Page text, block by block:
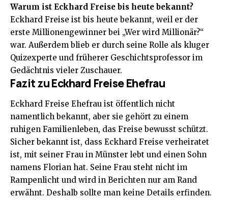
Warum ist Eckhard Freise bis heute bekannt?
Eckhard Freise ist bis heute bekannt, weil er der
erste Millionengewinner bei „Wer wird Millionär?“
war. Außerdem blieb er durch seine Rolle als kluger
Quizexperte und früherer Geschichtsprofessor im
Gedächtnis vieler Zuschauer.
Fazit zu Eckhard Freise Ehefrau
Eckhard Freise Ehefrau ist öffentlich nicht
namentlich bekannt, aber sie gehört zu einem
ruhigen Familienleben, das Freise bewusst schützt.
Sicher bekannt ist, dass Eckhard Freise verheiratet
ist, mit seiner Frau in Münster lebt und einen Sohn
namens Florian hat. Seine Frau steht nicht im
Rampenlicht und wird in Berichten nur am Rand
erwähnt. Deshalb sollte man keine Details erfinden.